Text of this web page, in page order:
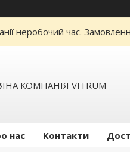
неробочий час.
КОМПАНІЯ VITRUM
нас Контакти